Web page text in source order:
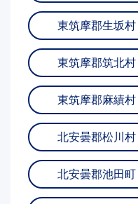
東筑摩郡生坂村
東筑摩郡筑北村
東筑摩郡麻績村
北安曇郡松川村
北安曇郡池田町